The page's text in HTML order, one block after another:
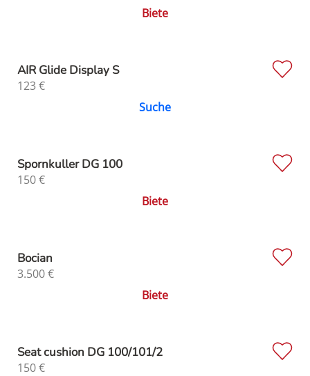
Biete
AIR Glide Display S
123 €
Suche
Spornkuller DG 100
150€
Biete
Bocian
3.500€
Biete
Seat cushion DG 100/101/2
150€